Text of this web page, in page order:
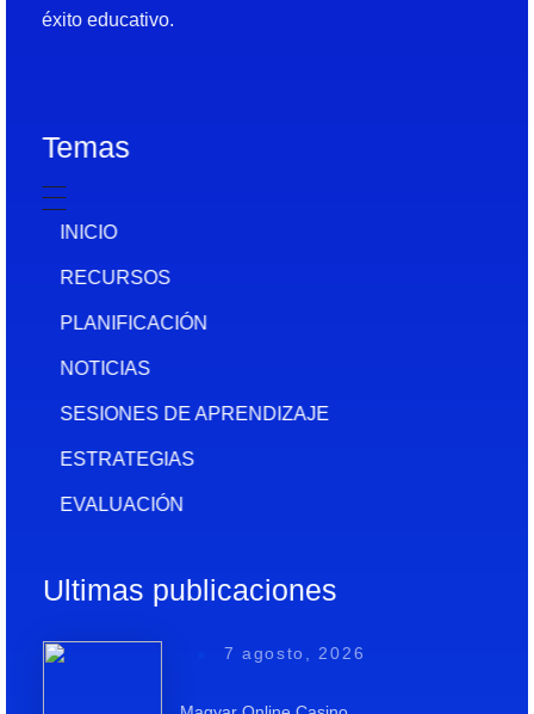
éxito educativo.
Temas
INICIO
RECURSOS
PLANIFICACIÓN
NOTICIAS
SESIONES DE APRENDIZAJE
ESTRATEGIAS
EVALUACIÓN
Ultimas publicaciones
7 agosto, 2026